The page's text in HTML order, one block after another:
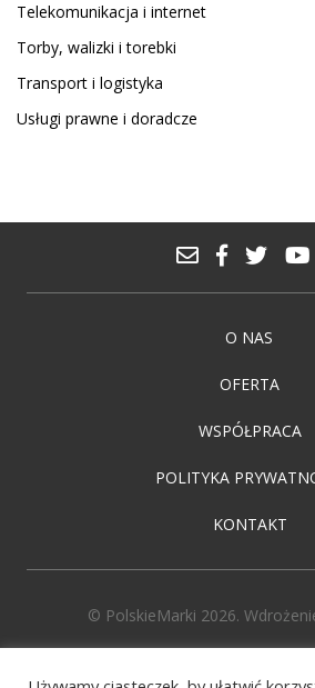
Telekomunikacja i internet
Torby, walizki i torebki
Transport i logistyka
Usługi prawne i doradcze
O NAS
OFERTA
WSPÓŁPRACA
POLITYKA
KONTAKT
© PolskieMarki 2026.